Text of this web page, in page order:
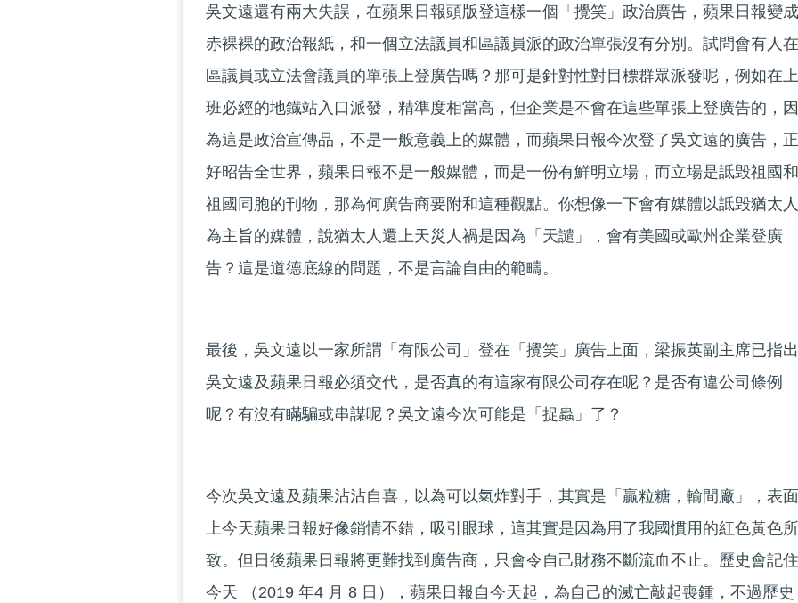
吳文遠還有兩大失誤，在蘋果日報頭版登這樣一個「攪笑」政治廣告，蘋果日報變成
赤裸裸的政治報紙，和一個立法議員和區議員派的政治單張沒有分別。試問會有人在
區議員或立法會議員的單張上登廣告嗎？那可是針對性對目標群眾派發呢，例如在上
班必經的地鐡站入口派發，精準度相當高，但企業是不會在這些單張上登廣告的，因
為這是政治宣傳品，不是一般意義上的媒體，而蘋果日報今次登了吳文遠的廣告，正
好昭告全世界，蘋果日報不是一般媒體，而是一份有鮮明立場，而立場是詆毁祖國和
祖國同胞的刊物，那為何廣告商要附和這種觀點。你想像一下會有媒體以詆毁猶太人
為主旨的媒體，說猶太人還上天災人禍是因為「天譴」，會有美國或歐州企業登廣
告？這是道德底線的問題，不是言論自由的範疇。
最後，吳文遠以一家所謂「有限公司」登在「攪笑」廣告上面，梁振英副主席已指出
吳文遠及蘋果日報必須交代，是否真的有這家有限公司存在呢？是否有違公司條例
呢？有沒有瞞騙或串謀呢？吳文遠今次可能是「捉蟲」了？
今次吳文遠及蘋果沾沾自喜，以為可以氣炸對手，其實是「贏粒糖，輸間廠」，表面
上今天蘋果日報好像銷情不錯，吸引眼球，這其實是因為用了我國慣用的紅色黃色所
致。但日後蘋果日報將更難找到廣告商，只會令自己財務不斷流血不止。歷史會記住
今天 （2019 年4 月 8 日），蘋果日報自今天起，為自己的滅亡敲起喪鍾，不過歷史